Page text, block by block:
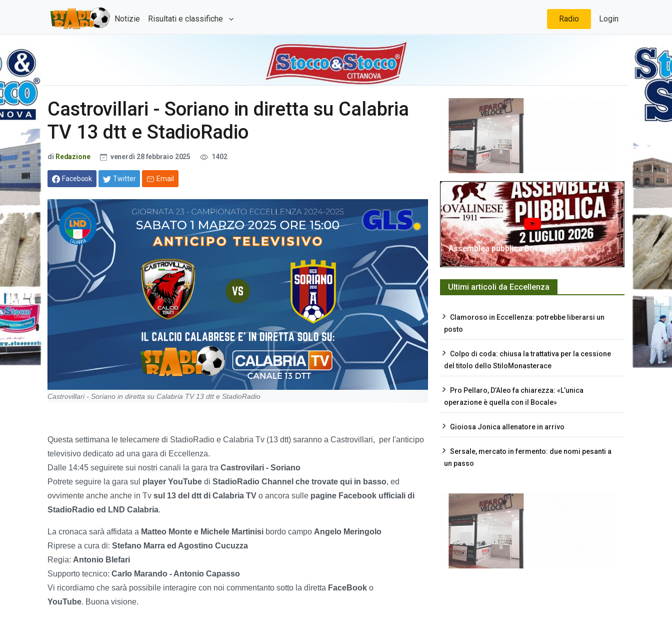
Notizie Risultati e classifiche Radio Login
Castrovillari - Soriano in diretta su Calabria
TV 13 dtt e StadioRadio
di Redazione venerdì 28 febbraio 2025 1402
Facebook Twitter Email
Castrovillari - Soriano in diretta su Calabria TV 13 dtt e StadioRadio
Questa settimana le telecamere di StadioRadio e Calabria Tv (13 dtt) saranno a Castrovillari, per l'anticipo
televisivo dedicato ad una gara di Eccellenza.
Dalle 14:45 seguirete sui nostri canali la gara tra Castrovilari - Soriano
Potrete seguire la gara sul player YouTube di StadioRadio Channel che trovate qui in basso, ed
ovvimente anche anche in Tv sul 13 del dtt di Calabria TV o ancora sulle pagine Facebook ufficiali di
StadioRadio ed LND Calabria.
La cronaca sarà affidata a Matteo Monte e Michele Martinisi bordo campo Angelo Meringolo
Riprese a cura di: Stefano Marra ed Agostino Cucuzza
Regia: Antonio Blefari
Supporto tecnico: Carlo Marando - Antonio Capasso
Vi ricordiamo che sarà possibile interagire con noi commentanto sotto la dìretta FaceBook o
YouTube. Buona visione.
Assemblea pubblica Bovalinese 1911
Ultimi articoli da Eccellenza
Clamoroso in Eccellenza: potrebbe liberarsi un
posto
Colpo di coda: chiusa la trattativa per la cessione
del titolo dello StiloMonasterace
Pro Pellaro, D’Aleo fa chiarezza: «L’unica
operazione è quella con il Bocale»
Gioiosa Jonica allenatore in arrivo
Sersale, mercato in fermento: due nomi pesanti a
un passo